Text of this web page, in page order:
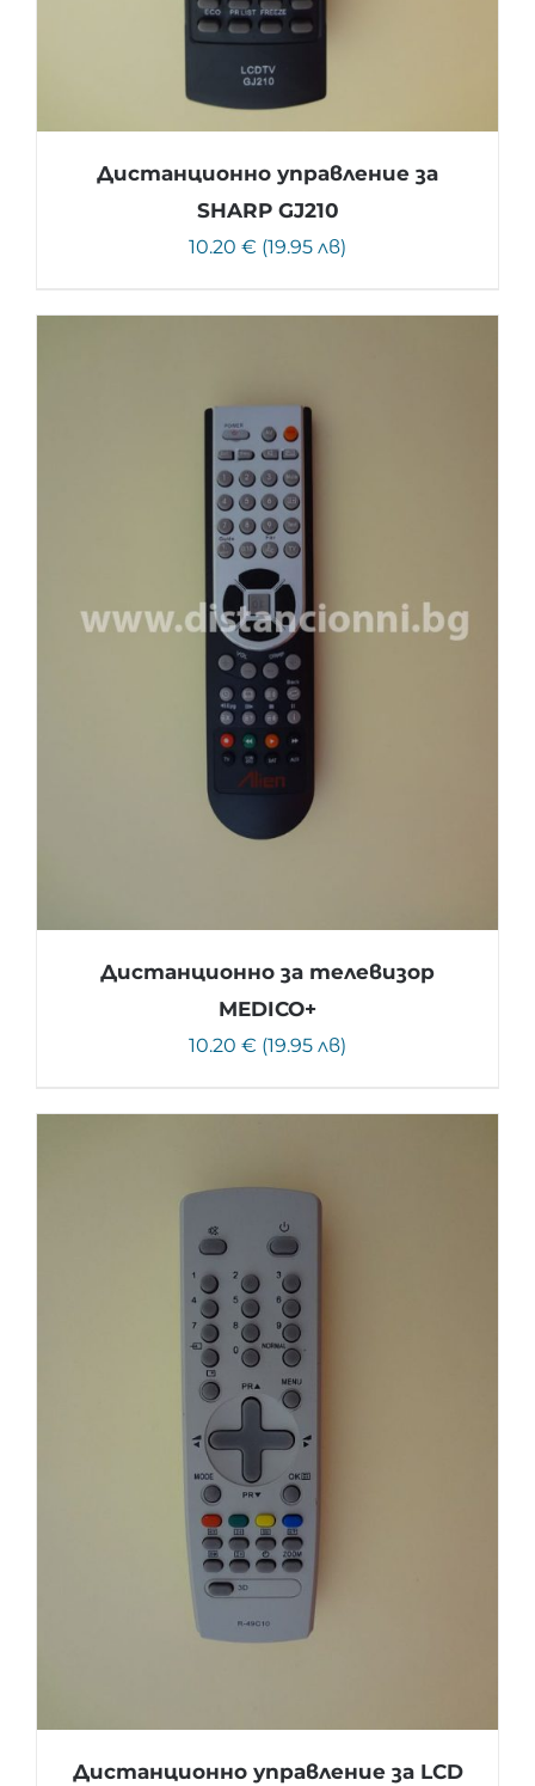
Дистанционно управление за
SHARP GJ210
10.20 € (19.95 лв)
Дистанционно за телевизор
MEDICO+
10.20 € (19.95 лв)
Дистанционно управление за LCD